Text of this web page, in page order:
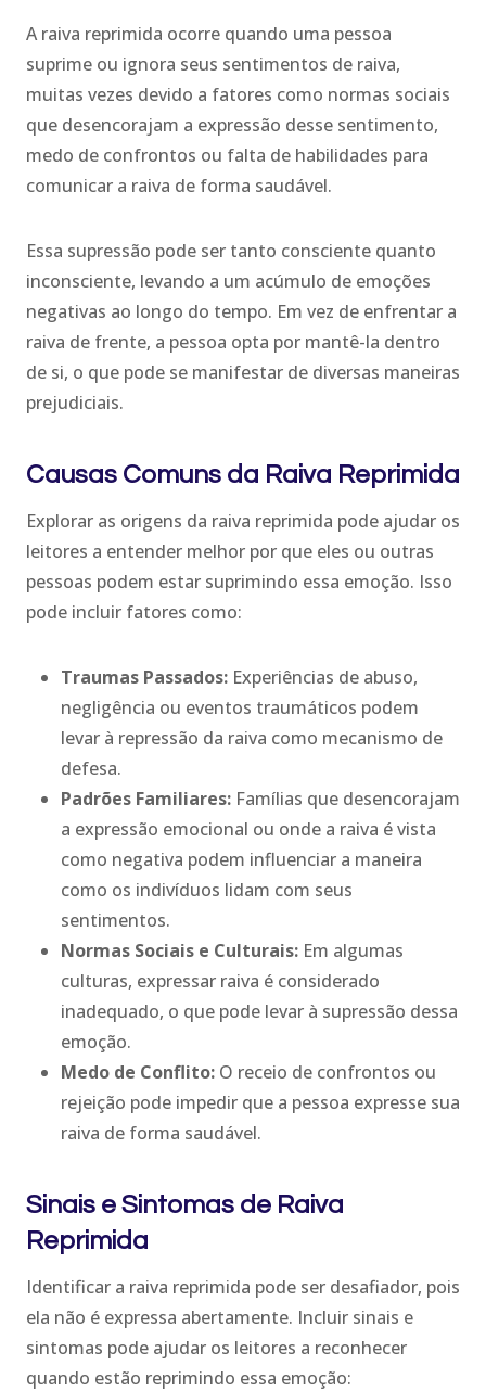
A raiva reprimida ocorre quando uma pessoa
suprime ou ignora seus sentimentos de raiva,
muitas vezes devido a fatores como normas sociais
que desencorajam a expressão desse sentimento,
medo de confrontos ou falta de habilidades para
comunicar a raiva de forma saudável.
Essa supressão pode ser tanto consciente quanto
inconsciente, levando a um acúmulo de emoções
negativas ao longo do tempo. Em vez de enfrentar a
raiva de frente, a pessoa opta por mantê-la dentro
de si, o que pode se manifestar de diversas maneiras
prejudiciais.
Causas Comuns da Raiva Reprimida
Explorar as origens da raiva reprimida pode ajudar os
leitores a entender melhor por que eles ou outras
pessoas podem estar suprimindo essa emoção. Isso
pode incluir fatores como:
Traumas Passados: Experiências de abuso,
negligência ou eventos traumáticos podem
levar à repressão da raiva como mecanismo de
defesa.
Padrões Familiares: Famílias que desencorajam
a expressão emocional ou onde a raiva é vista
como negativa podem influenciar a maneira
como os indivíduos lidam com seus
sentimentos.
Normas Sociais e Culturais: Em algumas
culturas, expressar raiva é considerado
inadequado, o que pode levar à supressão dessa
emoção.
Medo de Conflito: O receio de confrontos ou
rejeição pode impedir que a pessoa expresse sua
raiva de forma saudável.
Sinais e Sintomas de Raiva
Reprimida
Identificar a raiva reprimida pode ser desafiador, pois
ela não é expressa abertamente. Incluir sinais e
sintomas pode ajudar os leitores a reconhecer
quando estão reprimindo essa emoção: